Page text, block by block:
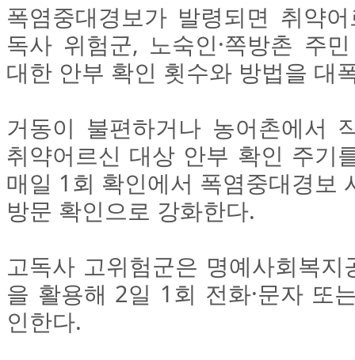
폭염중대경보가 발령되면 취약
독사 위험군, 노숙인·쪽방촌 주
대한 안부 확인 횟수와 방법을 대
거동이 불편하거나 농어촌에서
취약어르신 대상 안부 확인 주기
매일 1회 확인에서 폭염중대경보
방문 확인으로 강화한다.
고독사 고위험군은 명예사회복
을 활용해 2일 1회 전화·문자 또
인한다.